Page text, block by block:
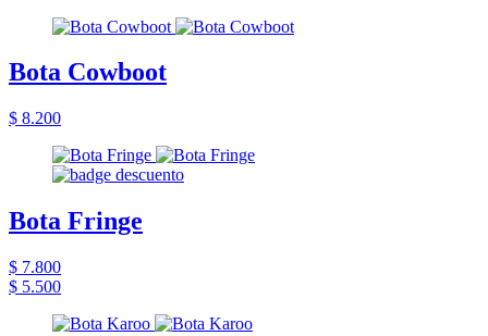
Bota Cowboot
$ 8.200
Bota Fringe
$ 7.800
$ 5.500